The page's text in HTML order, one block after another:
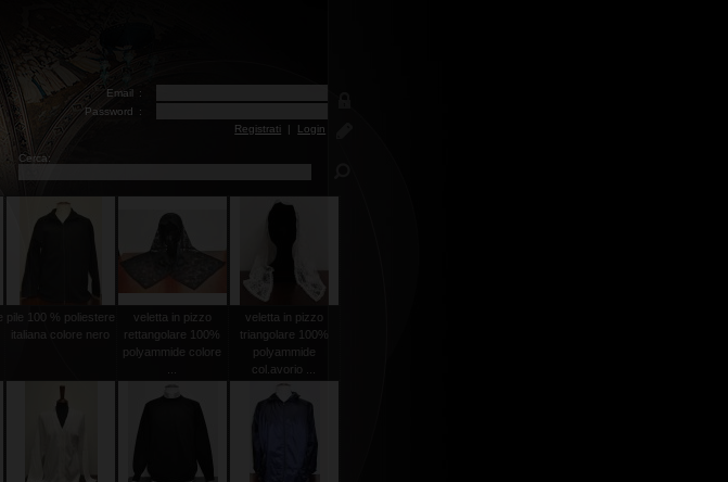
Email :
Password
:
Registrati | Login
Cerca:
pile 100 % poliestere
italiana colore nero
veletta in pizzo
rettangolare 100%
polyammide colore
veletta in pizzo
triangolare 100%
polyammide
col.avorio ...